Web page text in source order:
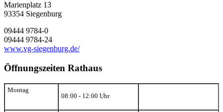
Marienplatz 13
93354 Siegenburg
09444 9784-0
09444 9784-24
www.vg-siegenburg.de/
Öffnungszeiten Rathaus
Montag
08:00 - 12:00 Uhr